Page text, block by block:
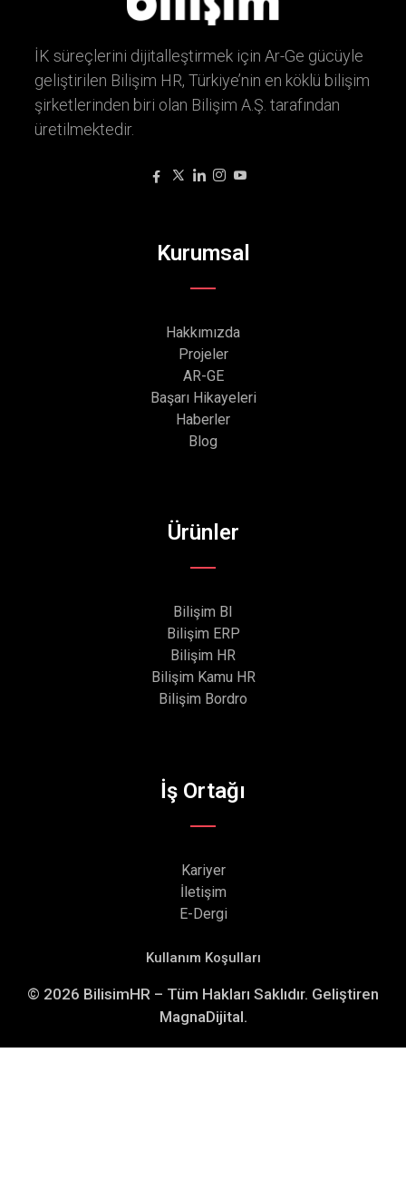
İK süreçlerini dijitalleştirmek için Ar-Ge gücüyle
geliştirilen Bilişim HR, Türkiye’nin en köklü bilişim
şirketlerinden biri olan Bilişim A.Ş. tarafından
üretilmektedir.
Kurumsal
Hakkımızda
Projeler
AR-GE
Başarı Hikayeleri
Haberler
Blog
Ürünler
Bilişim BI
Bilişim ERP
Bilişim HR
Bilişim Kamu HR
Bilişim Bordro
İş Ortağı
Kariyer
İletişim
E-Dergi
Kullanım Koşulları
© 2026 BilisimHR – Tüm Hakları Saklıdır. Geliştiren
MagnaDijital.